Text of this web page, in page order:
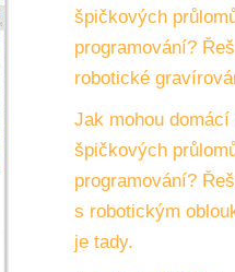
špičkových
programování?
robotické
Jak mohou
špičkových
programování?
s robotickým
je tady.